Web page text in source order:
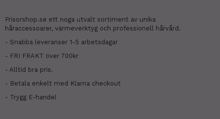
Frisorshop.se ett noga utvalt sortiment av unika
håraccessoarer, värmeverktyg och professionell hårvård.
- Snabba leveranser 1-5 arbetsdagar
- FRI FRAKT över 700kr
- Alltid bra pris.
- Betala enkelt med Klarna checkout
- Trygg E-handel